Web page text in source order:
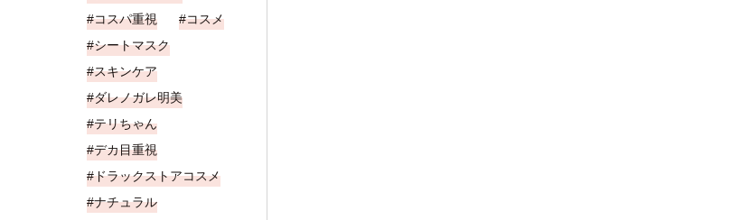
コスパ重視
コスメ
シートマスク
スキンケア
ダレノガレ明美
テリちゃん
デカ目重視
ドラックストアコスメ
ナチュラル